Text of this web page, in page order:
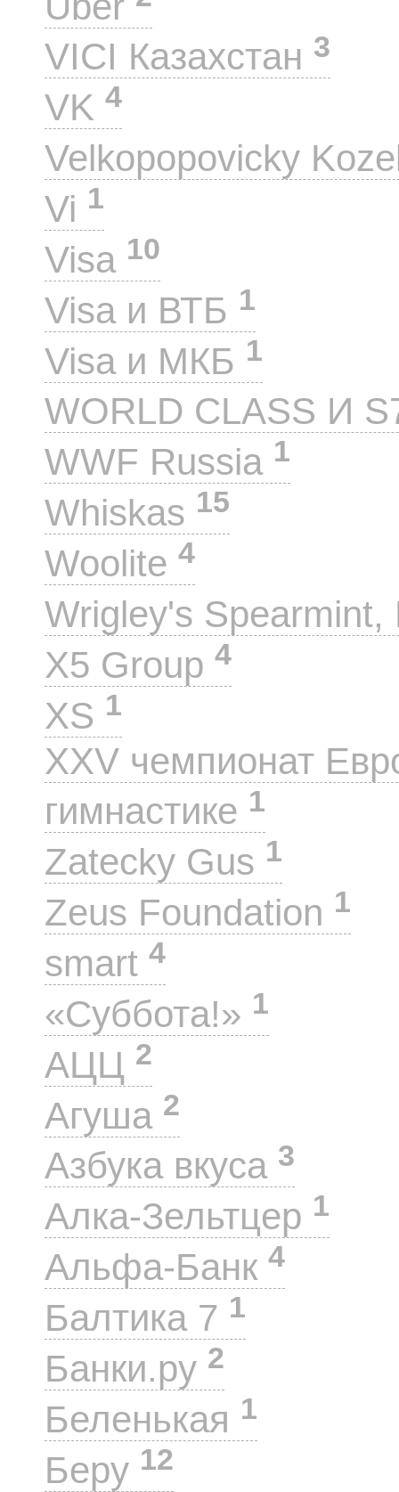
VICI Казахстан 3
VK 4
Velkopopovicky
Vi 1
Visa 10
Visa и ВТБ 1
Visa и МКБ 1
WORLD CLASS И
WWF Russia 1
Whiskas 15
Woolite 4
Wrigley's
X5 Group 4
XS 1
XXV чемпионат
гимнастике 1
Zatecky Gus 1
Zeus Foundation 1
smart 4
«Суббота!» 1
АЦЦ 2
Агуша 2
Азбука вкуса 3
Алка-Зельтцер 1
Альфа-Банк 4
Балтика 7 1
Банки.ру 2
Беленькая 1
Беру 12